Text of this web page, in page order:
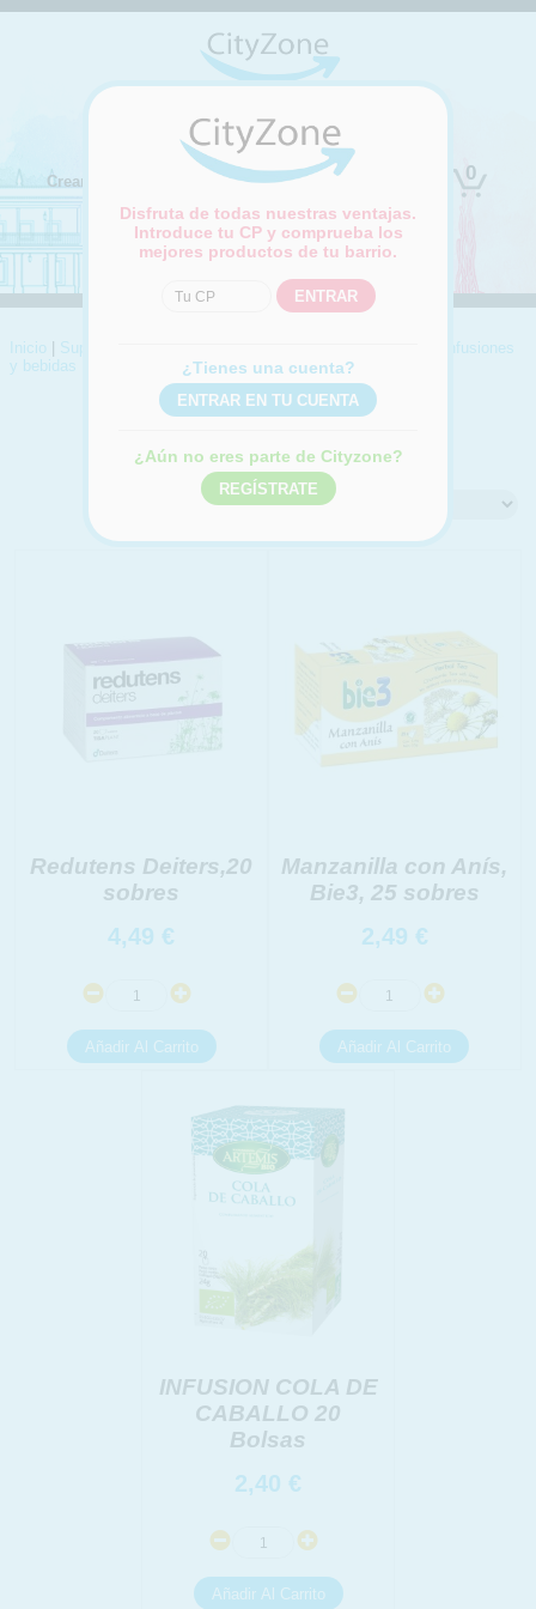
(Cambiar ubicación)
Crear cuenta Iniciar sesión 0
Disfruta de todas nuestras ventajas.
Introduce tu CP y comprueba los
mejores productos de tu barrio.
¿Tienes una cuenta?
¿Aún no eres parte de Cityzone?
Inicio Supermercado
Infusiones
y bebidas
Compra online Infusiones y bebidas
Redutens Deiters,20
sobres
4,49 €
Manzanilla con Anís,
Bie3, 25 sobres
2,49 €
INFUSION COLA DE
CABALLO 20
Bolsas
2,40 €
DATOS
Finalidad:
Destinatarios:
Derechos:
Información adicional